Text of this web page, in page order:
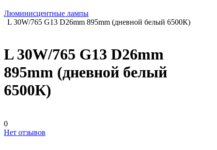
Люминисцентные лампы
L 30W/765 G13 D26mm 895mm (дневной белый 6500К)
L 30W/765 G13 D26mm
895mm (дневной белый
6500К)
0
Нет отзывов